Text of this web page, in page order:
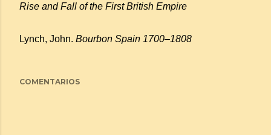
Rise and Fall of the First British Empire
Lynch, John. Bourbon Spain 1700–1808
COMENTARIOS